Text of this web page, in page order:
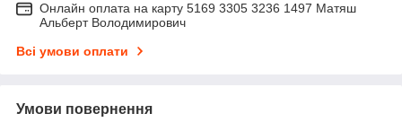
Онлайн оплата на карту 5169 3305 3236 1497 Матяш
Альберт Володимирович
Всі умови оплати
Умови повернення